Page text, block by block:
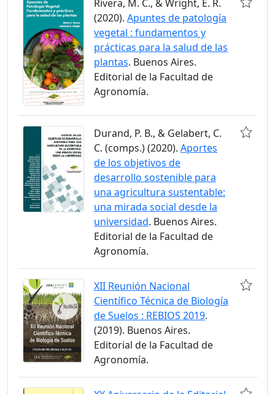
Rivera, M. C., & Wright, E. R.
(2020). Apuntes de patología
vegetal : fundamentos y
prácticas para la salud de las
plantas. Buenos Aires.
Editorial de la Facultad de
Agronomía.
Durand, P. B., & Gelabert, C.
C. (comps.) (2020). Aportes
de los objetivos de
desarrollo sostenible para
una agricultura sustentable:
una mirada social desde la
universidad. Buenos Aires.
Editorial de la Facultad de
Agronomía.
XII Reunión Nacional
Científico Técnica de Biología
de Suelos : REBIOS 2019.
(2019). Buenos Aires.
Editorial de la Facultad de
Agronomía.